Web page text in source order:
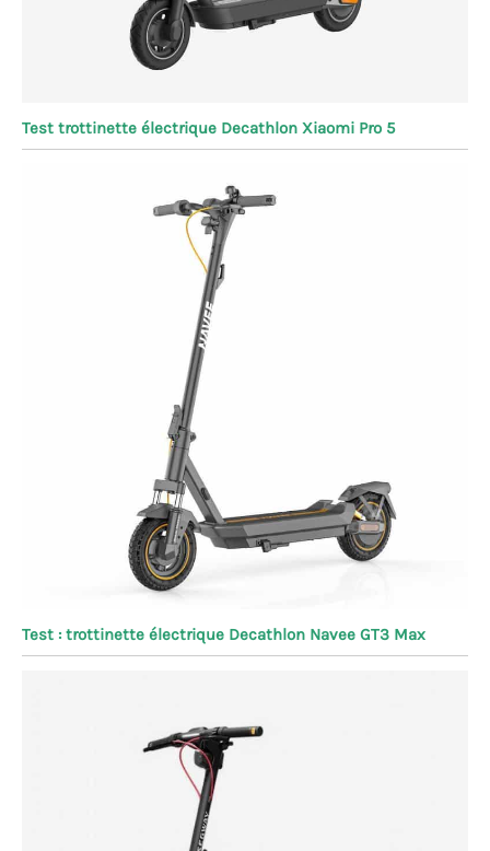
Test trottinette électrique Decathlon Xiaomi Pro 5
Test : trottinette électrique Decathlon Navee GT3 Max